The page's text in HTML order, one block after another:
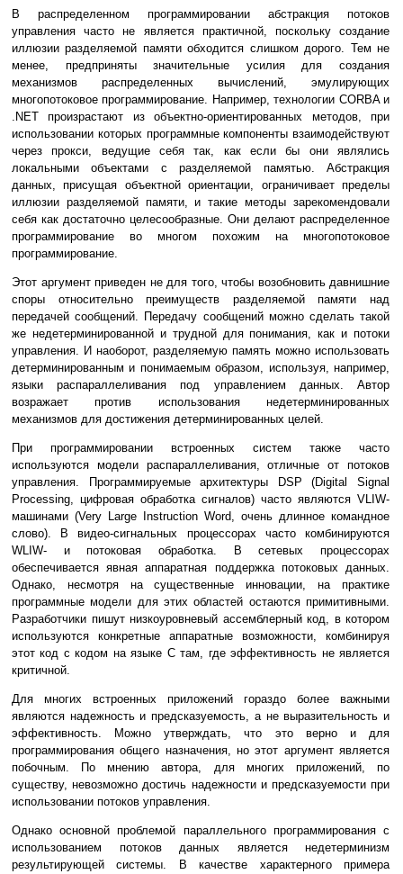
В распределенном программировании абстракция потоков
управления часто не является практичной, поскольку создание
иллюзии разделяемой памяти обходится слишком дорого. Тем не
менее, предприняты значительные усилия для создания
механизмов распределенных вычислений, эмулирующих
многопотоковое программирование. Например, технологии CORBA и
.NET произрастают из объектно-ориентированных методов, при
использовании которых программные компоненты взаимодействуют
через прокси, ведущие себя так, как если бы они являлись
локальными объектами с разделяемой памятью. Абстракция
данных, присущая объектной ориентации, ограничивает пределы
иллюзии разделяемой памяти, и такие методы зарекомендовали
себя как достаточно целесообразные. Они делают распределенное
программирование во многом похожим на многопотоковое
программирование.
Этот аргумент приведен не для того, чтобы возобновить давнишние
споры относительно преимуществ разделяемой памяти над
передачей сообщений. Передачу сообщений можно сделать такой
же недетерминированной и трудной для понимания, как и потоки
управления. И наоборот, разделяемую память можно использовать
детерминированным и понимаемым образом, используя, например,
языки распараллеливания под управлением данных. Автор
возражает против использования недетерминированных
механизмов для достижения детерминированных целей.
При программировании встроенных систем также часто
используются модели распараллеливания, отличные от потоков
управления. Программируемые архитектуры DSP (Digital Signal
Processing, цифровая обработка сигналов) часто являются VLIW-
машинами (Very Large Instruction Word, очень длинное командное
слово). В видео-сигнальных процессорах часто комбинируются
WLIW- и потоковая обработка. В сетевых процессорах
обеспечивается явная аппаратная поддержка потоковых данных.
Однако, несмотря на существенные инновации, на практике
программные модели для этих областей остаются примитивными.
Разработчики пишут низкоуровневый ассемблерный код, в котором
используются конкретные аппаратные возможности, комбинируя
этот код с кодом на языке C там, где эффективность не является
критичной.
Для многих встроенных приложений гораздо более важными
являются надежность и предсказуемость, а не выразительность и
эффективность. Можно утверждать, что это верно и для
программирования общего назначения, но этот аргумент является
побочным. По мнению автора, для многих приложений, по
существу, невозможно достичь надежности и предсказуемости при
использовании потоков управления.
Однако основной проблемой параллельного программирования с
использованием потоков данных является недетерминизм
результирующей системы. В качестве характерного примера